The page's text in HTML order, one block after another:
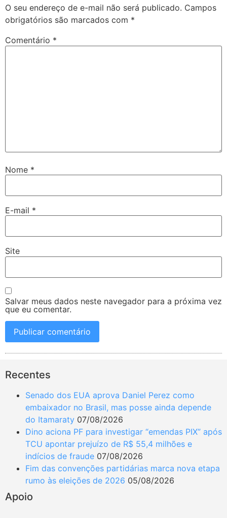
O seu endereço de e-mail não será publicado. Campos
obrigatórios são marcados com *
Comentário *
Nome *
E-mail *
Site
Salvar meus dados neste navegador para a próxima vez
que eu comentar.
Recentes
Senado dos EUA aprova Daniel Perez como
embaixador no Brasil, mas posse ainda depende
do Itamaraty 07/08/2026
Dino aciona PF para investigar “emendas PIX” após
TCU apontar prejuízo de R$ 55,4 milhões e
indícios de fraude 07/08/2026
Fim das convenções partidárias marca nova etapa
rumo às eleições de 2026 05/08/2026
Apoio